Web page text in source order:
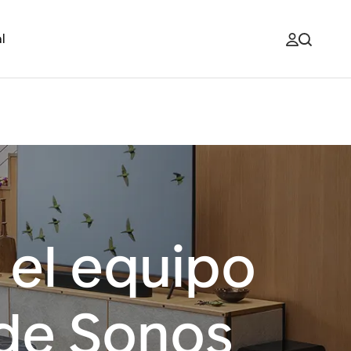
equipo
Sonos